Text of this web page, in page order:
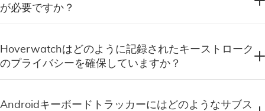
が必要ですか？
Hoverwatchはどのように記録されたキーストローク
のプライバシーを確保していますか？
Androidキーボードトラッカーにはどのようなサブス